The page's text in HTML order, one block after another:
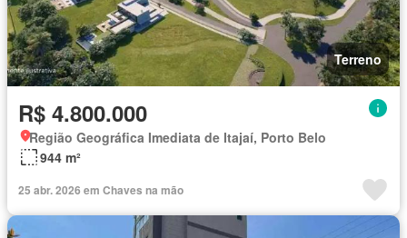
Terreno
R$ 4.800.000
Região Geográfica Imediata de Itajaí, Porto Belo
944 m²
25 abr. 2026 em Chaves na mão